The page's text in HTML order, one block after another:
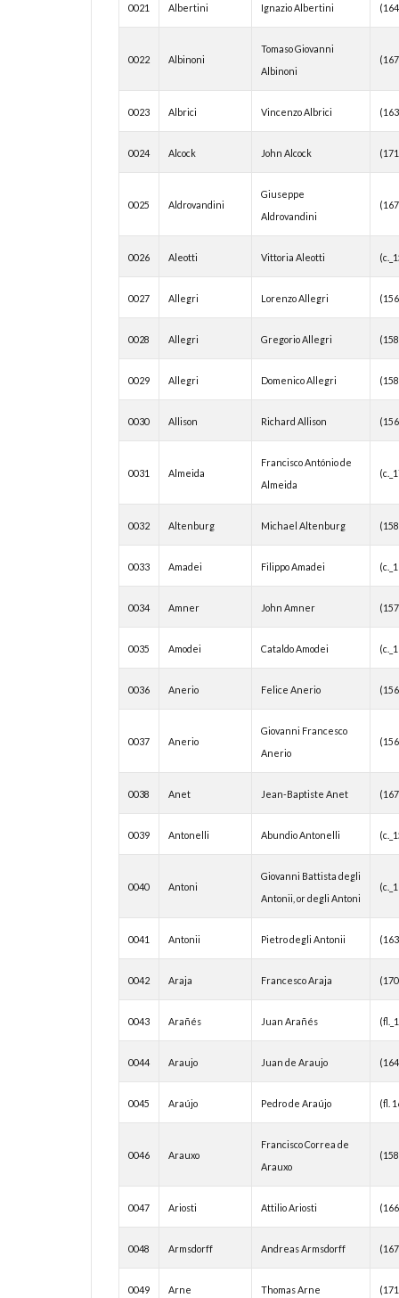
0021 Albertini Ignazio Albertini
0022 Albinoni
Tomaso Giovanni
Albinoni
0023 Albrici Vincenzo Albrici
0024 Alcock John Alcock
0025 Aldrovandini
Giuseppe
Aldrovandini
0026 Aleotti Vittoria Aleotti
0027 Allegri Lorenzo Allegri
0028 Allegri Gregorio Allegri
0029 Allegri Domenico Allegri
0030 Allison Richard Allison
0031 Almeida
Francisco António de
Almeida
0032 Altenburg Michael Altenburg
0033 Amadei Filippo Amadei
0034 Amner John Amner
0035 Amodei Cataldo Amodei
0036 Anerio Felice Anerio
0037 Anerio
Giovanni Francesco
Anerio
0038 Anet Jean-Baptiste Anet
0039 Antonelli Abundio Antonelli
0040 Antoni
Giovanni Battista degli
Antonii, or degli Antoni
0041 Antonii Pietro degli Antonii
0042 Araja Francesco Araja
0043 Arañés Juan Arañés
0044 Araujo Juan de Araujo
0045 Araújo Pedro de Araújo (fl.
0046 Arauxo
Francisco Correa de
Arauxo
0047 Ariosti Attilio Ariosti
0048 Armsdorff Andreas Armsdorff
0049 Arne Thomas Arne